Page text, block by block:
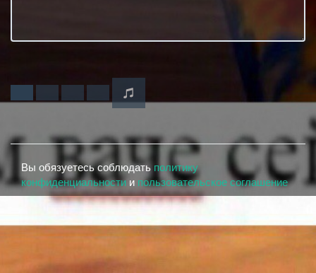
Вы обязуетесь соблюдать политику
конфиденциальности и пользовательское соглашение